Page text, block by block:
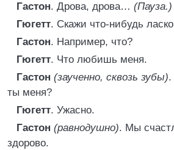
Гастон. Дрова, дрова… (Пауза.)
Гюгетт. Скажи что-нибудь
Гастон. Например, что?
Гюгетт. Что любишь меня.
Гастон (заученно, сквозь зубы).
ты меня?
Гюгетт. Ужасно.
Гастон (равнодушно). Мы
здорово.